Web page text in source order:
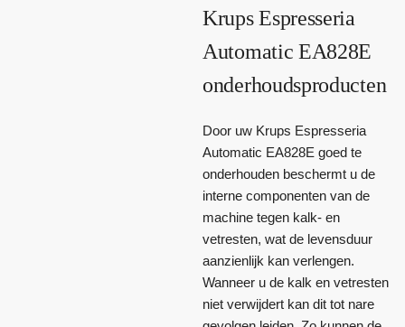
Krups Espresseria
Automatic EA828E
onderhoudsproducten
Door uw Krups Espresseria
Automatic EA828E goed te
onderhouden beschermt u de
interne componenten van de
machine tegen kalk- en
vetresten, wat de levensduur
aanzienlijk kan verlengen.
Wanneer u de kalk en vetresten
niet verwijdert kan dit tot nare